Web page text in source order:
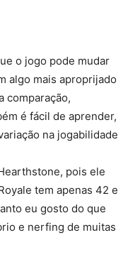
o jogo pode mudar
algo mais aproprijado
comparação,
é fácil de aprender,
na jogabilidade
pois ele
tem apenas 42 e
eu gosto do que
e nerfing de muitas